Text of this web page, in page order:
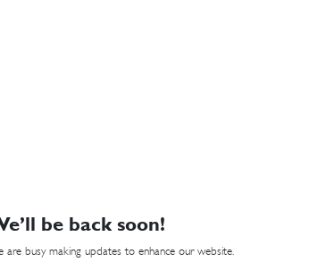
be back soon!
are busy making updates to enhance our website.